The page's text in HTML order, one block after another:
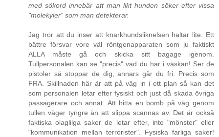
med sökord innebär att man likt hunden söker efter vissa
"molekyler" som man detekterar.
Jag tror att du inser att knarkhundsliknelsen haltar lite. Ett
bättre försvar vore väl röntgenapparaten som ju faktiskt
ALLA måste gå och skicka sitt bagage igenom.
Tullpersonalen kan se "precis" vad du har i väskan! Ser de
pistoler så stoppar de dig, annars går du fri. Precis som
FRA. Skillnaden här är att på väg in i ett plan så kan det
som personalen letar efter fysiskt och just då skada övriga
passagerare och annat. Att hitta en bomb på väg genom
tullen väger tyngre än att slippa scannas av. Det är också
faktiska olaglilga saker de letar efter, inte "mönster" eller
"kommunikation mellan terrorister". Fysiska farliga saker!